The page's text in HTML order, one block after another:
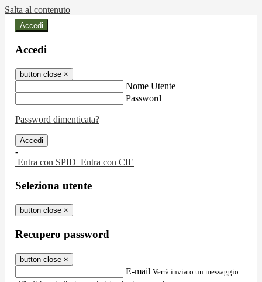
Salta al contenuto
Accedi
Accedi
button close ×
Nome Utente
Password
Password dimenticata?
-
Entra con SPID Entra con CIE
Seleziona utente
button close ×
Recupero password
button close ×
E-mail Verrà inviato un messaggio